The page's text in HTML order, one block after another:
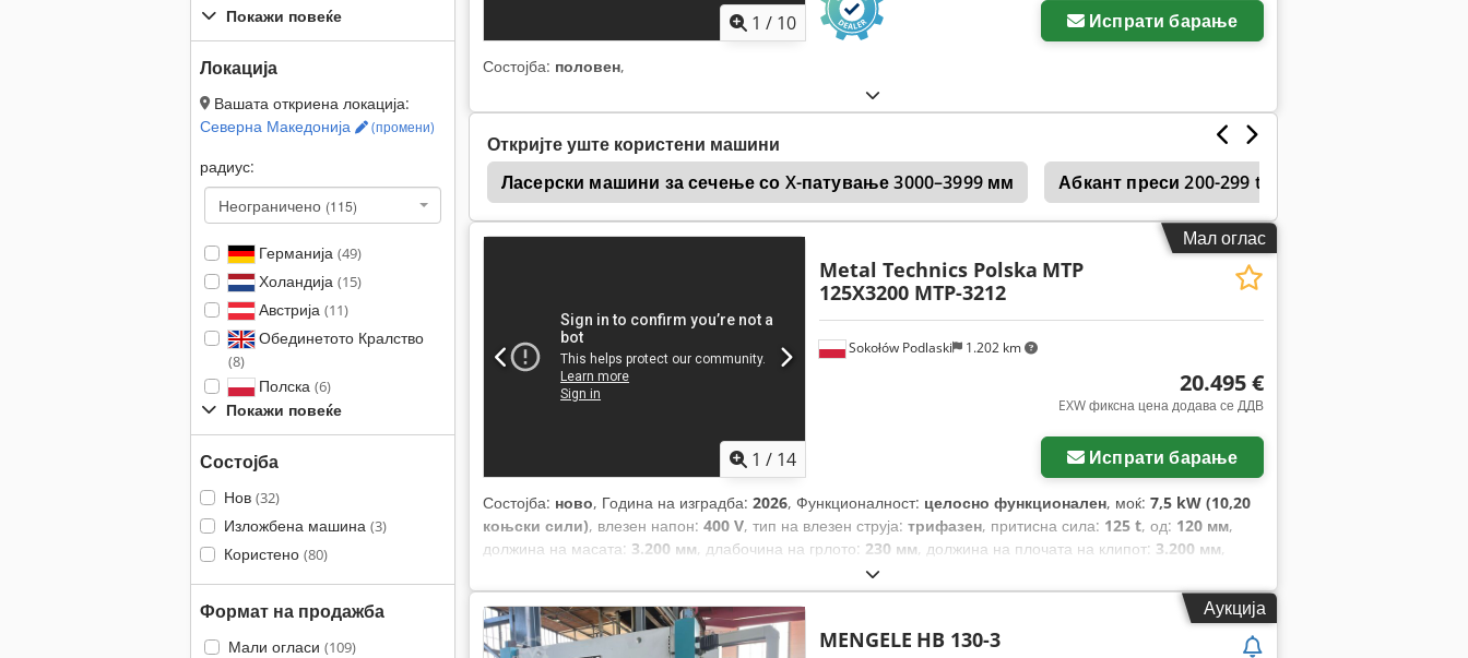
Покажи повеќе
Локација
Вашата откриена локација:
Северна Македонија
(промени)
радиус:
Неограничено (115)
Германија (49)
Холандија (15)
Австрија (11)
Обединетото Кралство
(8)
Полска (6)
Покажи повеќе
Состојба
Нов (32)
Изложбена машина (3)
Користено (80)
Формат на продажба
Мали огласи (109)
1 / 10 Испрати барање
Состојба: половен,
Откријте уште користени машини
Ласерски машини за сечење со X-патување 3000–3999 мм
Абкант преси 200-299 t притисок
Fat Haco Baykal Eht
Мал оглас
1 / 14
Sokołów Podlaski 1.202 km
Metal Technics Polska MTP
125X3200 MTP-3212
20.495 €
EXW фиксна цена додава се ДДВ
Испрати барање
Состојба: ново, Година на изградба: 2026, Функционалност: целосно функционален, моќ: 7,5 kW (10,20
коњски сили), влезен напон: 400 V, тип на влезен струја: трифазен, притисна сила: 125 t, од: 120 мм,
должина на масата: 3.200 мм, длабочина на грлото: 230 мм, должина на плочата на клипот: 3.200 мм,
, растојание помеѓу колоните:
за масло:200 l, вкупна должина:3.870 мм, вкупна ширина:1.550 мм, вкупна висина:2.400 мм, вкупна
тежина:7.500 кг, времетраење на гаранцијата:
Ознака CE, безбедносна светлосна
завеса, документација / прирачник,
Аукција
MENGELE HB 130-3